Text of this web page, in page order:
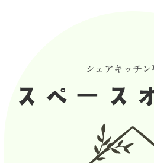
シェアキッチ